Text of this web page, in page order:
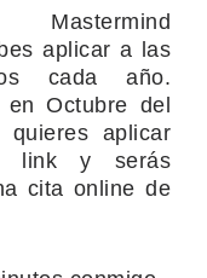
aplicar a las
cada año.
Octubre del
aplicar
link y serás
cita online de